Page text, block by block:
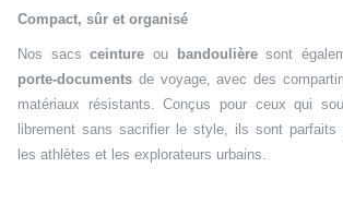
Compact, sûr et organisé
Nos sacsceinture ou bandoulièresont
porte-documents de voyage, avec des
matériaux résistants. Conçus pour ceux qui
librement sans sacrifier le style, ils sont parfaits
les athlètes et les explorateurs urbains.